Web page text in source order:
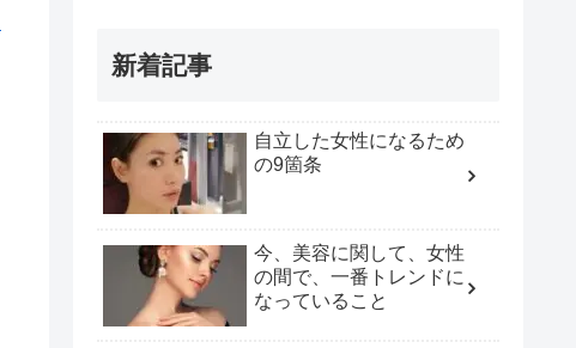
新着記事
自立した女性になるため
の9箇条
今、美容に関して、女性
の間で、一番トレンドに
なっていること